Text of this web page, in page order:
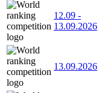
12.09 -
13.09.2026
13.09.2026